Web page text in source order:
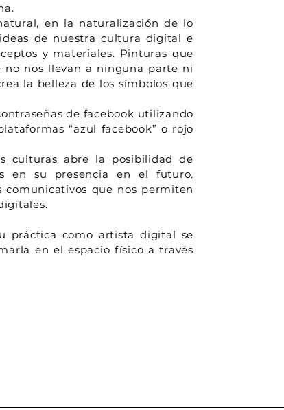
en la naturalización de lo
de nuestra cultura digital e
y materiales. Pinturas que
no nos llevan a ninguna parte ni
la belleza de los símbolos que
de facebook utilizando
“azul facebook” o rojo
culturas abre la posibilidad de
en su presencia en el futuro.
que nos permiten
práctica como artista digital se
en el espacio físico a través